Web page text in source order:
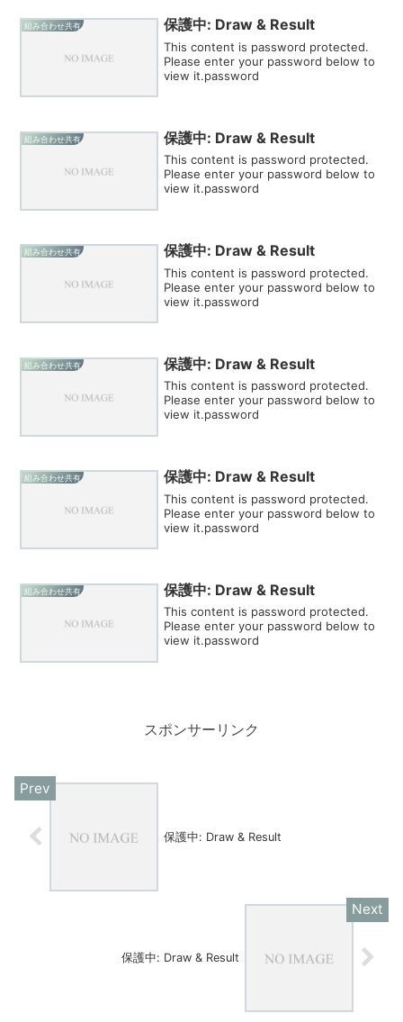
組み合わせ共有 保護中: Draw & Result
This content is password protected.
Please enter your password below to
view it.password
組み合わせ共有 保護中: Draw & Result
This content is password protected.
Please enter your password below to
view it.password
組み合わせ共有 保護中: Draw & Result
This content is password protected.
Please enter your password below to
view it.password
組み合わせ共有 保護中: Draw & Result
This content is password protected.
Please enter your password below to
view it.password
組み合わせ共有 保護中: Draw & Result
This content is password protected.
Please enter your password below to
view it.password
組み合わせ共有 保護中: Draw & Result
This content is password protected.
Please enter your password below to
view it.password
スポンサーリンク
保護中: Draw & Result
保護中: Draw & Result